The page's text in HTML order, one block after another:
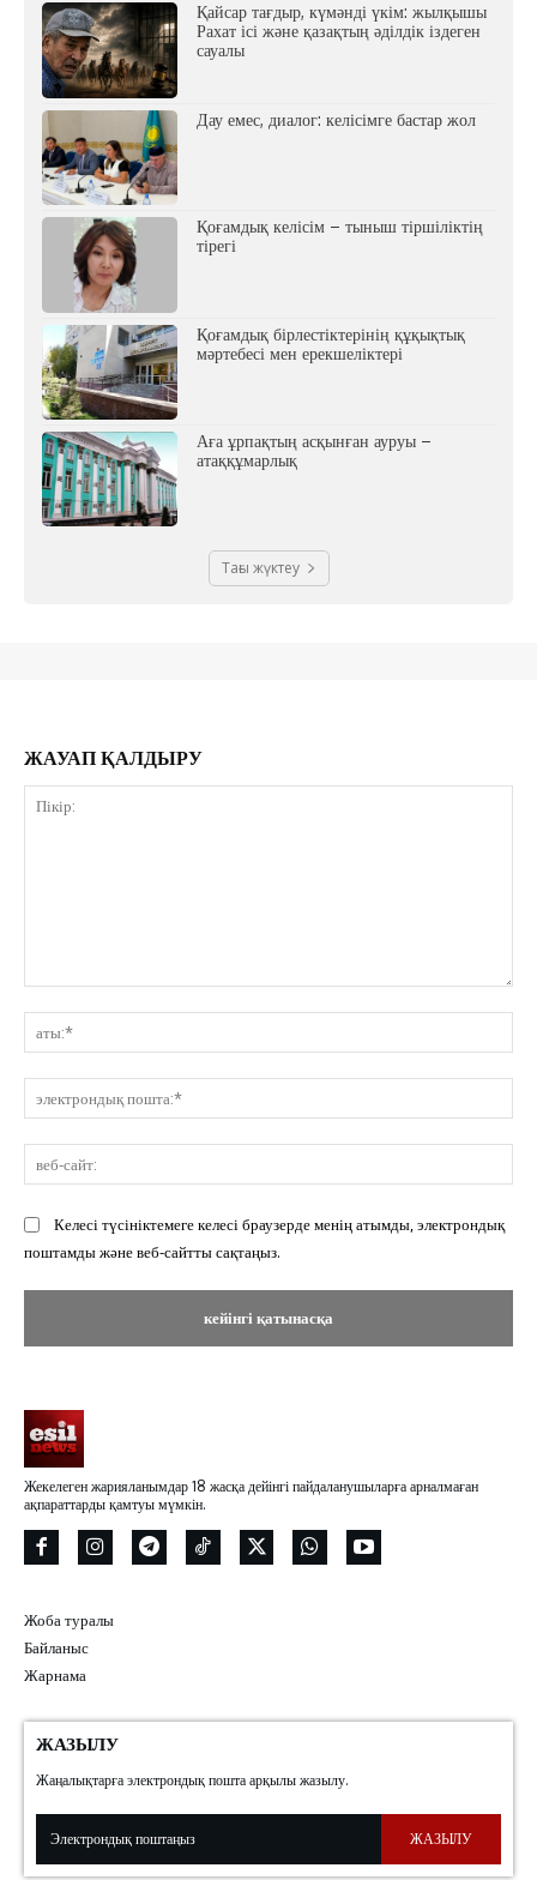
Қайсар тағдыр, күмәнді үкім: жылқышы
Рахат ісі және қазақтың әділдік іздеген
сауалы
Дау емес, диалог: келісімге бастар жол
Қоғамдық келісім – тыныш тіршіліктің
тірегі
Қоғамдық бірлестіктерінің құқықтық
мәртебесі мен ерекшеліктері
Аға ұрпақтың асқынған ауруы –
атаққұмарлық
Тағы жүктеу
ЖАУАП ҚАЛДЫРУ
Келесі түсініктемеге келесі браузерде менің атымды, электрондық
поштамды және веб-сайтты сақтаңыз.
Жекелеген жарияланымдар 18 жасқа дейінгі пайдаланушыларға арналмаған
ақпараттарды қамтуы мүмкін.
Жоба туралы
Байланыс
Жарнама
ЖАЗЫЛУ
Жаңалықтарға электрондық пошта арқылы жазылу.
ЖАЗЫЛУ